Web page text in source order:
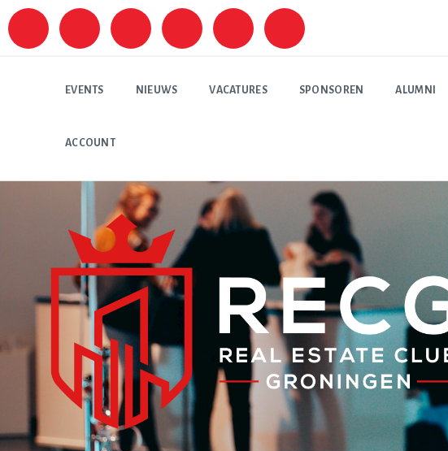
EVENTS NIEUWS VACATURES SPONSOREN ALUMNI
ACCOUNT